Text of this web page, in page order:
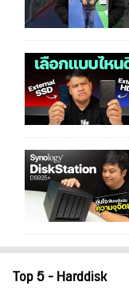
Top 5 - Harddisk